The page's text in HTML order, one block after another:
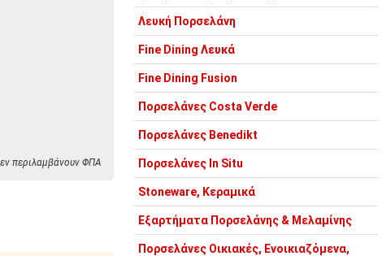
περιλαμβάνουν ΦΠΑ
Λευκή Πορσελάνη
Fine Dining Λευκά
Fine Dining Fusion
Πορσελάνες Costa Verde
Πορσελάνες Benedikt
Πορσελάνες In Situ
Stoneware, Κεραμικά
Εξαρτήματα Πορσελάνης & Μελαμίνης
Πορσελάνες Οικιακές, Ενοικιαζόμενα,